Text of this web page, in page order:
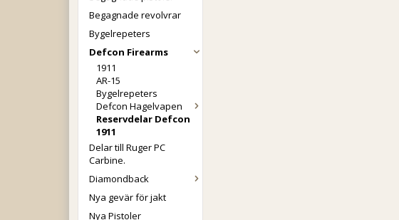
Begagnade revolvrar
Bygelrepeters
Defcon Firearms
1911
AR-15
Bygelrepeters
Defcon Hagelvapen
Reservdelar Defcon
1911
Delar till Ruger PC
Carbine.
Diamondback
Nya gevär för jakt
Nya Pistoler